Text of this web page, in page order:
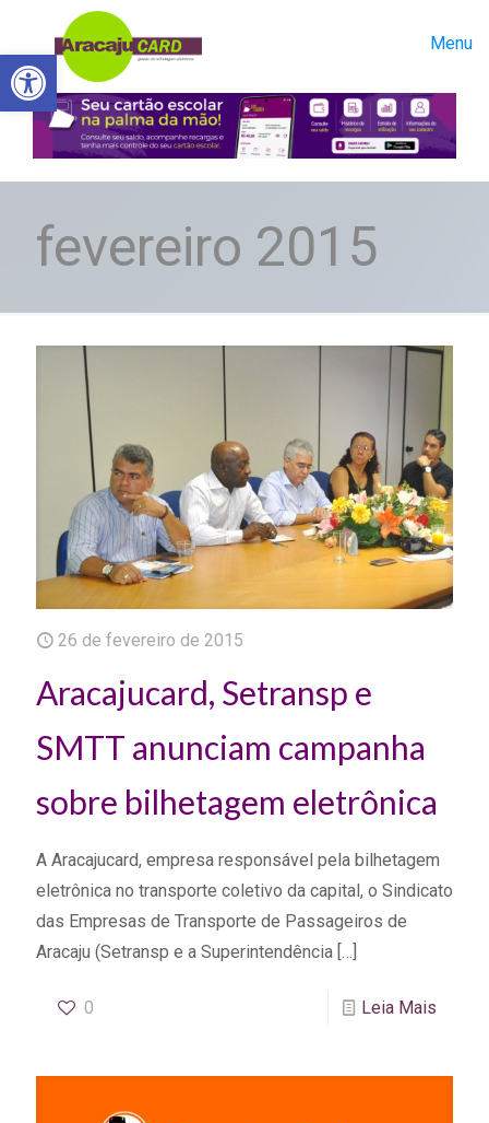
Abrir a barra de ferramentas
Menu
fevereiro 2015
26 de fevereiro de 2015
Aracajucard, Setransp e
SMTT anunciam campanha
sobre bilhetagem eletrônica
A Aracajucard, empresa responsável pela bilhetagem
eletrônica no transporte coletivo da capital, o Sindicato
das Empresas de Transporte de Passageiros de
Aracaju (Setransp e a Superintendência […]
0 Leia Mais